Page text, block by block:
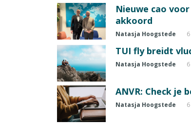
Nieuwe cao
akkoord
Natasja Hoogstede
TUI fly breidt
Natasja Hoogstede
ANVR: Check je
Natasja Hoogstede